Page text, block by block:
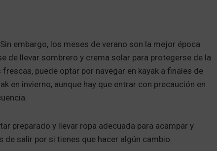
embargo, los meses de verano son la mejor época
de llevar sombrero y crema solar para protegerse de la
puede optar por navegar en kayak a finales de
en invierno, aunque hay que entrar con precaución en
preparado y llevar ropa adecuada para acampar y
salir por si tienes que hacer algún cambio.